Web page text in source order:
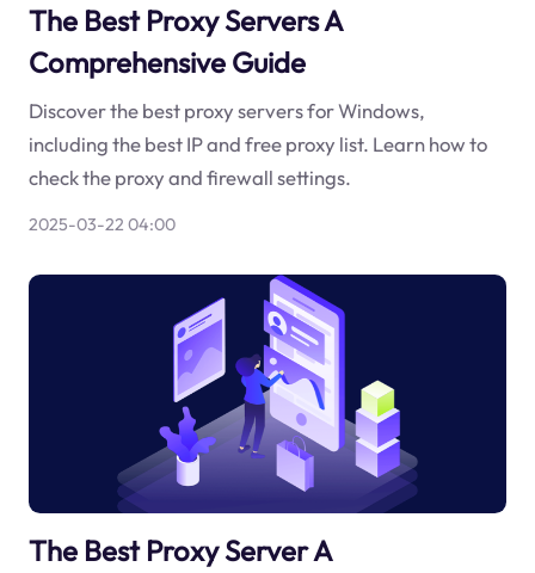
The Best Proxy Servers A
Comprehensive Guide
Discover the best proxy servers for Windows,
including the best IP and free proxy list. Learn how to
check the proxy and firewall settings.
2025-03-22 04:00
The Best Proxy Server A